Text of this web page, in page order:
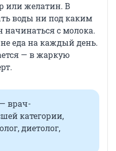
или желатин. В
воды ни под каким
начинаться с молока.
еда на каждый день.
— в жаркую
врач-
категории,
диетолог,